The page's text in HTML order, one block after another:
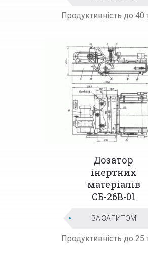
Продуктивність до 40
Дозатор
інертних
матеріалів
СБ-26В-01
ЗА ЗАПИТОМ
Продуктивність до 25